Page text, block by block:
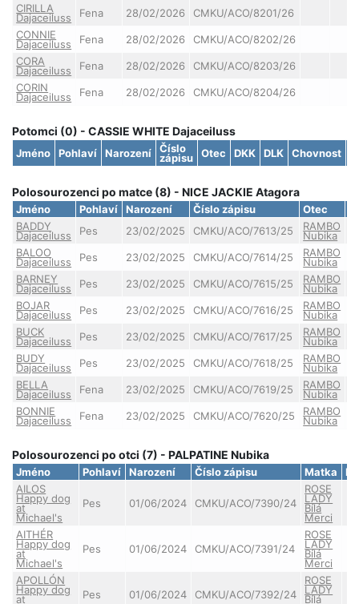
CIRILLA
Dajaceiluss Fena 28/02/2026
CMKU/ACO/8201/26
CONNIE
Dajaceiluss Fena 28/02/2026
CMKU/ACO/8202/26
CORA
Dajaceiluss Fena 28/02/2026
CMKU/ACO/8203/26
CORIN
Dajaceiluss Fena 28/02/2026 CMKU/ACO/8204/26
Potomci (0) - CASSIE WHITE Dajaceiluss
Jméno Pohlaví Narození Číslo
zápisu Otec DKK DLK Chovnost
Polosourozenci po matce (8) - NICE JACKIE Atagora
Jméno Pohlaví Narození Číslo zápisu Otec
BADDY
Dajaceiluss Pes 23/02/2025 CMKU/ACO/7613/25 RAMBO
Nubika
BALOO
Dajaceiluss Pes 23/02/2025 CMKU/ACO/7614/25 RAMBO
Nubika
BARNEY
Dajaceiluss Pes 23/02/2025 CMKU/ACO/7615/25 RAMBO
Nubika
BOJAR
Dajaceiluss Pes 23/02/2025 CMKU/ACO/7616/25 RAMBO
Nubika
BUCK
Dajaceiluss Pes 23/02/2025 CMKU/ACO/7617/25 RAMBO
Nubika
BUDY
Dajaceiluss Pes 23/02/2025 CMKU/ACO/7618/25 RAMBO
Nubika
BELLA
Dajaceiluss Fena 23/02/2025 CMKU/ACO/7619/25 RAMBO
Nubika
BONNIE
Dajaceiluss Fena 23/02/2025 CMKU/ACO/7620/25 RAMBO
Nubika
Polosourozenci po otci (7) - PALPATINE Nubika
Jméno Pohlaví Narození Číslo zápisu Matka
AILOS
Happy dog
at
Michael's
Pes 01/06/2024 CMKU/ACO/7390/24
ROSE
LADY
Bílá
Merci
AITHÉR
Happy dog
at
Michael's
Pes 01/06/2024 CMKU/ACO/7391/24
ROSE
LADY
Bílá
Merci
APOLLÓN
Happy dog
at Pes 01/06/2024 CMKU/ACO/7392/24
ROSE
LADY
Bílá